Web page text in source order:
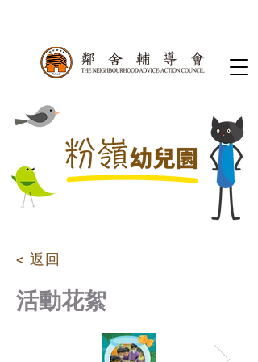
< 返回
活動花絮